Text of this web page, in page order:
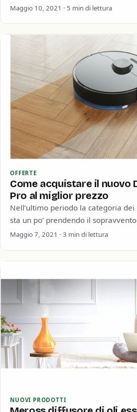
Riusciamo…
Maggio 10, 2021 · 5 min di lettura
OFFERTE
Come acquistare il nuovo
Pro al miglior prezzo
Nell’ultimo periodo la categoria
sta un po’ prendendo il
assistiamo infatti all’uscita di nuovi
Maggio 7, 2021 · 3 min di lettura
NUOVI PRODOTTI